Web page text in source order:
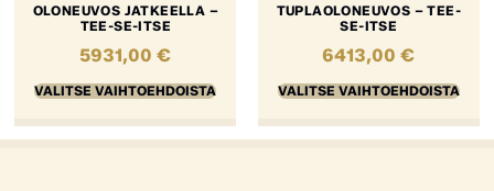
OLONEUVOS JATKEELLA –
TEE-SE-ITSE
5931,00€
VALITSE VAIHTOEHDOISTA
TUPLAOLONEUVOS – TEE-
SE-ITSE
6413,00€
VALITSE VAIHTOEHDOISTA